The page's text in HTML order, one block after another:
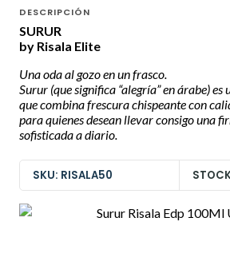
DESCRIPCIÓN
SURUR
by Risala Elite
Una oda al gozo en un frasco.
Surur (que significa “alegría” en árabe)
que combina frescura chispeante con
para quienes desean llevar consigo una
sofisticada a diario.
SKU: RISALA50